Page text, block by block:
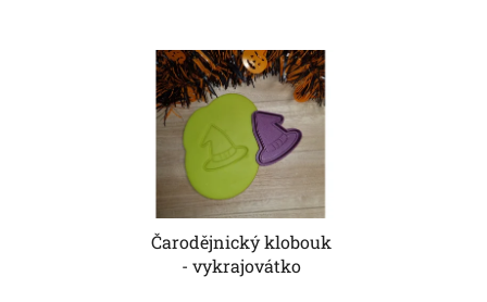
Čarodějnický klobouk
- vykrajovátko